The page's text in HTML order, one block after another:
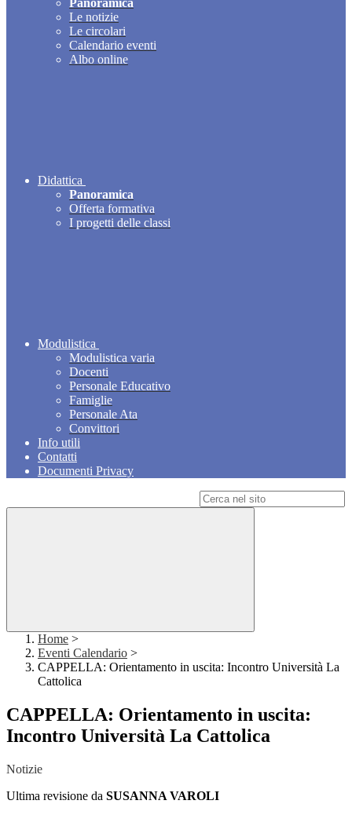
Panoramica
Le notizie
Le circolari
Calendario eventi
Albo online
Didattica
Panoramica
Offerta formativa
I progetti delle classi
Modulistica
Modulistica varia
Docenti
Personale Educativo
Famiglie
Personale Ata
Convittori
Info utili
Contatti
Documenti Privacy
Home >
Eventi Calendario >
CAPPELLA: Orientamento in uscita: Incontro Università La
Cattolica
CAPPELLA: Orientamento in uscita:
Incontro Università La Cattolica
Notizie
Ultima revisione da SUSANNA VAROLI